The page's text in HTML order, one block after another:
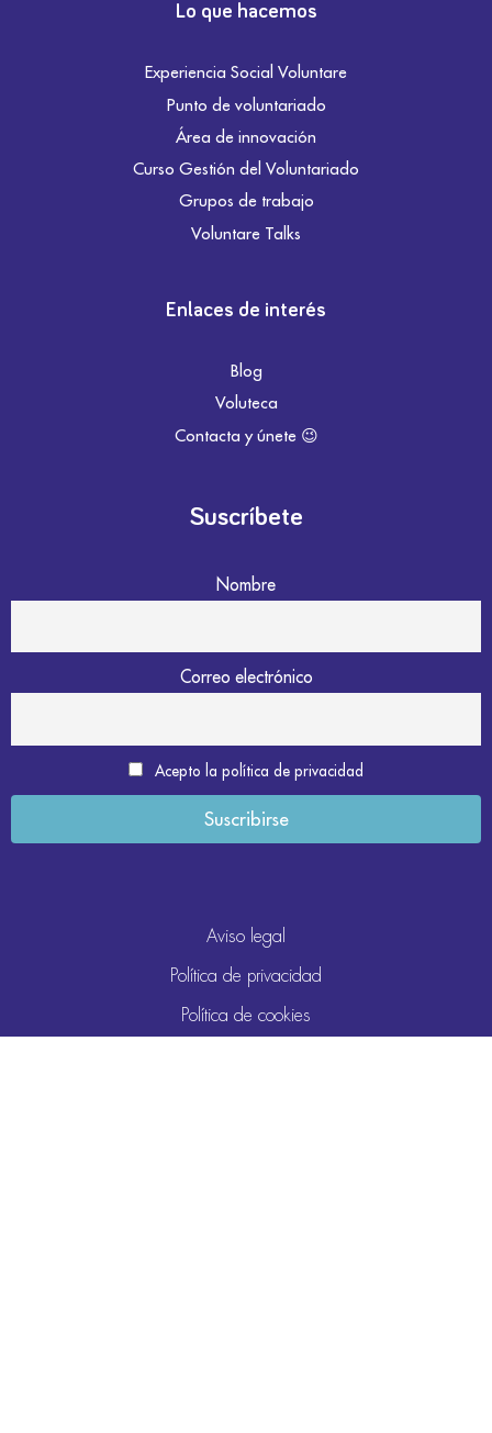
Lo que hacemos
Experiencia Social Voluntare
Punto de voluntariado
Área de innovación
Curso Gestión del Voluntariado
Grupos de trabajo
Voluntare Talks
Enlaces de interés
Blog
Voluteca
Contacta y únete 😉
Suscríbete
Nombre
Correo electrónico
Acepto la política de privacidad
Aviso legal
Política de privacidad
Política de cookies